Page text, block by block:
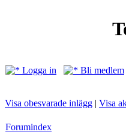
Logga in
Bli medlem
Visa obesvarade inlägg | Visa
Forumindex